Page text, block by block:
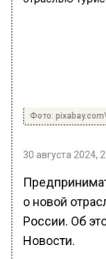
Фото:
30 августа 2024,
о новой
России. Об
Новости.